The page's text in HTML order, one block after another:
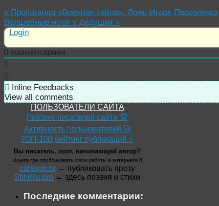
« Пропаганда «Военная тайна». Ложь Игоря Прокопенко
Волшебные ночи у дедушки »
Login
0 комментариев
Inline Feedbacks
View all comments
ПОЛЬЗОВАТЕЛИ САЙТА
Рейтинг писателей сайта 🏆
Активность пользователей 🚀
ТОП-100 рейтинг публикаций ⭐
Вы писатель, поэт, начинающий автор?
Ищете где опубликовать свои работы в интернете?!
carsson.ru ← публиковать прозу
StihiRu.pro ← здесь поэзия и стихи
Последние комментарии: